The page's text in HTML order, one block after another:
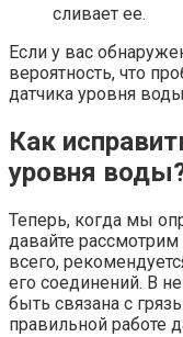
сливает ее.
Если у вас
вероятность, что
датчика уровня
Как
уровня
Теперь, когда мы
давайте
всего,
его соединений. В
быть связана с
правильной работе